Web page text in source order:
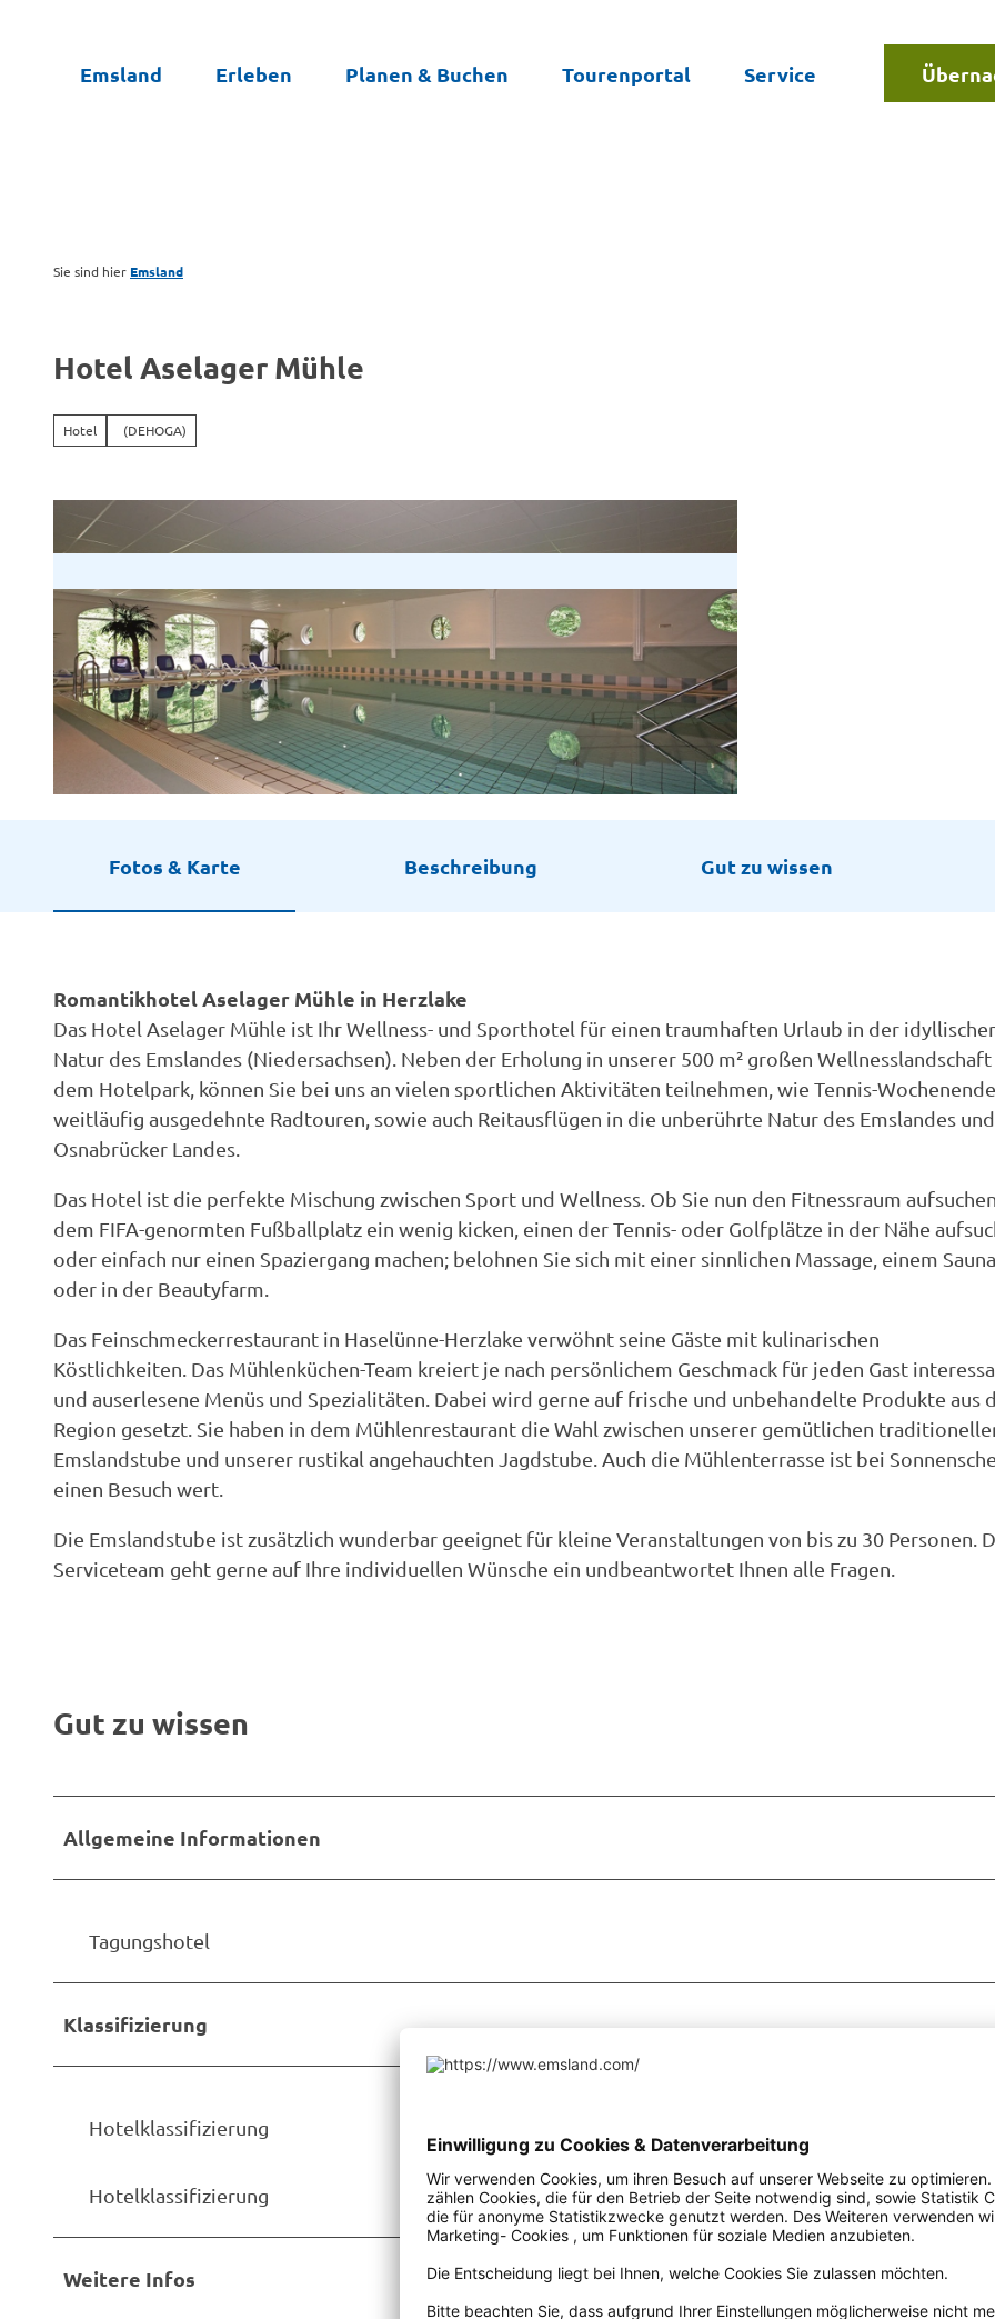
Emsland Erleben Planen & Buchen Tourenportal Service
Sie sind hier Emsland
Hotel Aselager Mühle
Hotel (DEHOGA)
Fotos & Karte Beschreibung Gut zu wissen
Romantikhotel Aselager Mühle in Herzlake
Das Hotel Aselager Mühle ist Ihr Wellness- und Sporthotel für einen traumhaften Urlaub in der
Natur des Emslandes (Niedersachsen). Neben der Erholung in unserer 500 m² großen
dem Hotelpark, können Sie bei uns an vielen sportlichen Aktivitäten teilnehmen, wie Tennis-
weitläufig ausgedehnte Radtouren, sowie auch Reitausflügen in die unberührte Natur des Emslandes und
Osnabrücker Landes.
Das Hotel ist die perfekte Mischung zwischen Sport und Wellness. Ob Sie nun den Fitnessraum
dem FIFA-genormten Fußballplatz ein wenig kicken, einen der Tennis- oder Golfplätze in der Nähe
oder einfach nur einen Spaziergang machen; belohnen Sie sich mit einer sinnlichen Massage, einem
oder in der Beautyfarm.
Das Feinschmeckerrestaurant in Haselünne-Herzlake verwöhnt seine Gäste mit kulinarischen
Köstlichkeiten. Das Mühlenküchen-Team kreiert je nach persönlichem Geschmack für jeden Gast
und auserlesene Menüs und Spezialitäten. Dabei wird gerne auf frische und unbehandelte Produkte aus
Region gesetzt. Sie haben in dem Mühlenrestaurant die Wahl zwischen unserer gemütlichen
Emslandstube und unserer rustikal angehauchten Jagdstube. Auch die Mühlenterrasse ist bei
einen Besuch wert.
Die Emslandstube ist zusätzlich wunderbar geeignet für kleine Veranstaltungen von bis zu 30 Personen.
Serviceteam geht gerne auf Ihre individuellen Wünsche ein undbeantwortet Ihnen alle Fragen.
Gut zu wissen
Allgemeine Informationen
Tagungshotel
Klassifizierung
Hotelklassifizierung
Hotelklassifizierung
Weitere Infos